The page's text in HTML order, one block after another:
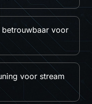
voor
voor stream